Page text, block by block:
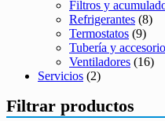
Filtros y
Refrigerantes (8)
Termostatos (9)
Tubería y
Ventiladores (16)
Servicios (2)
Filtrar productos